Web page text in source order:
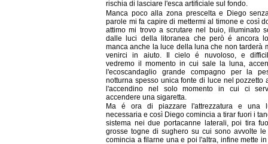
rischia di lasciare l'esca artificiale sul fondo.
Manca poco alla zona prescelta e Diego
parole mi fa capire di mettermi al timone e così
attimo mi trovo a scrutare nel buio, illuminato
dalle luci della litoranea che però é ancora
manca anche la luce della luna che non tarderà
venirci in aiuto. Il cielo é nuvoloso, e
vedremo il momento in cui sale la luna,
l'ecoscandaglio grande compagno per la
notturna spesso unica fonte di luce nel pozzetto
l'accendino nel solo momento in cui ci
accendere una sigaretta.
Ma é ora di piazzare l'attrezzatura e una
necessaria e così Diego comincia a tirar fuori i
sistema nei due portacanne laterali, poi tira
grosse togne di sughero su cui sono avvolte le
comincia a filarne una e poi l'altra, infine mette